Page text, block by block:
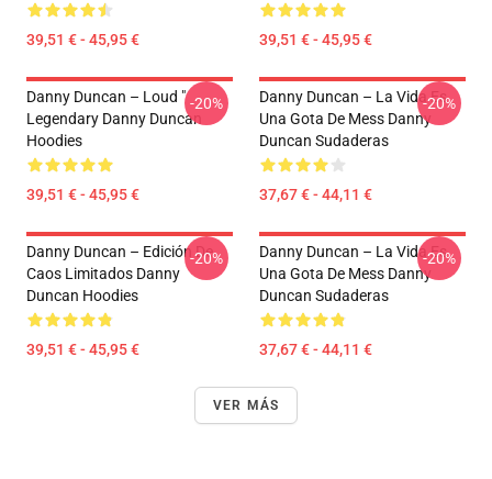
39,51 € - 45,95 € 39,51 € - 45,95 €
Danny Duncan – Loud "
Legendary Danny Duncan
Hoodies
39,51 € - 45,95 €
-20%
Danny Duncan – La Vida Es
Una Gota De Mess Danny
Duncan Sudaderas
37,67 € - 44,11 €
-20%
Danny Duncan – Edición De
Caos Limitados Danny
Duncan Hoodies
39,51 € - 45,95 €
-20%
Danny Duncan – La Vida Es
Una Gota De Mess Danny
Duncan Sudaderas
37,67 € - 44,11 €
-20%
VER MÁS